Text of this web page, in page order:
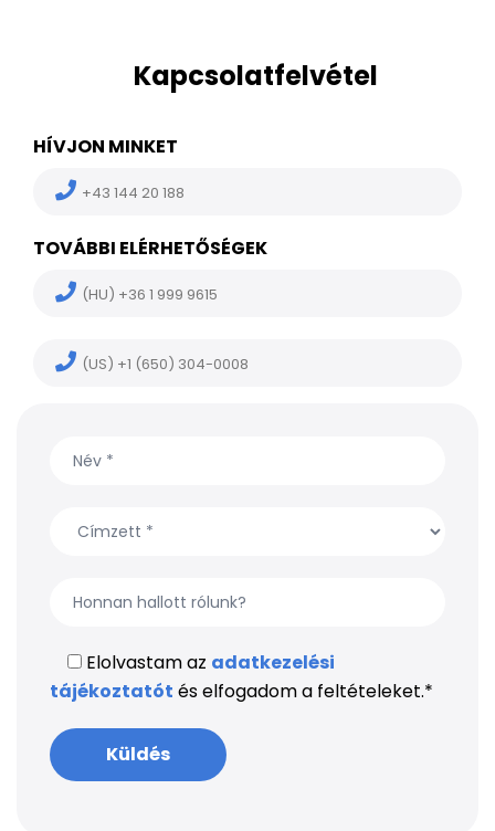
Kapcsolatfelvétel
HÍVJON MINKET
+43 144 20 188
TOVÁBBI ELÉRHETŐSÉGEK
(HU) +36 1 999 9615
(US) +1 (650) 304-0008
Elolvastam az adatkezelési
tájékoztatót és elfogadom a feltételeket.*